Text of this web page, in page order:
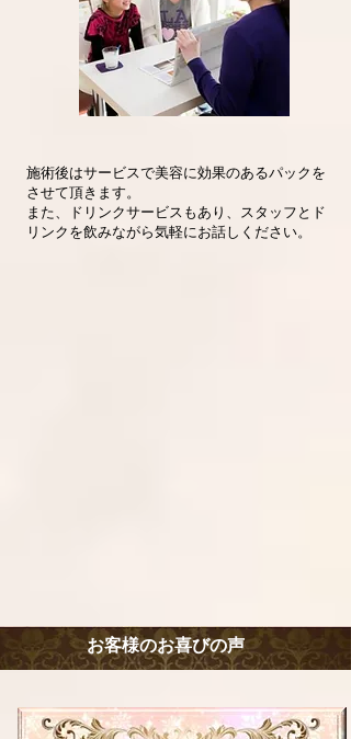
施術後はサービスで美容に効果のあるパックを
させて頂きます。
また、ドリンクサービスもあり、スタッフとド
リンクを飲みながら気軽にお話しください。
お客様のお喜びの声